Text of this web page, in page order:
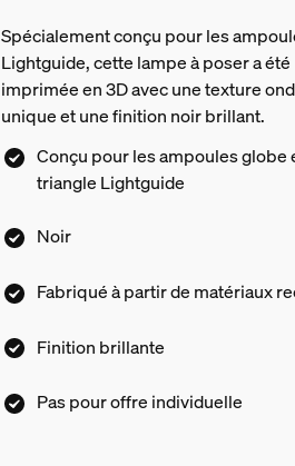
Spécialement conçu pour les
Lightguide, cette lampe à poser a été
imprimée en 3D avec une texture
unique et une finition noir brillant.
Conçu pour les ampoules globe
triangle Lightguide
Noir
Fabriqué à partir de matériaux
Finition brillante
Pas pour offre individuelle